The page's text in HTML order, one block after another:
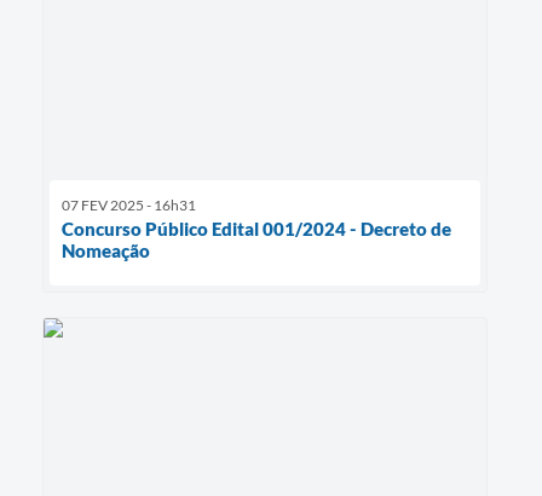
07 FEV 2025 - 16h31
Concurso Público Edital 001/2024 - Decreto de
Nomeação